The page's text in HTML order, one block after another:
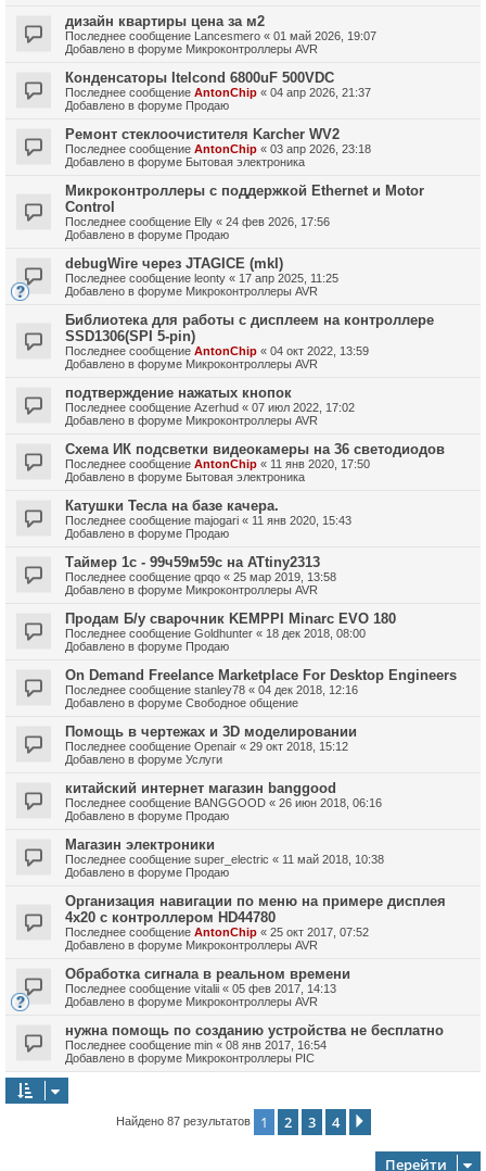
дизайн квартиры цена за м2
Последнее сообщение Lancesmero « 01 май 2026, 19:07
Добавлено в форуме Микроконтроллеры AVR
Конденсаторы Itelcond 6800uF 500VDC
Последнее сообщение AntonChip « 04 апр 2026, 21:37
Добавлено в форуме Продаю
Ремонт стеклоочистителя Karcher WV2
Последнее сообщение AntonChip « 03 апр 2026, 23:18
Добавлено в форуме Бытовая электроника
Микроконтроллеры с поддержкой Ethernet и Motor
Control
Последнее сообщение Elly « 24 фев 2026, 17:56
Добавлено в форуме Продаю
debugWire через JTAGICE (mkI)
Последнее сообщение leonty « 17 апр 2025, 11:25
Добавлено в форуме Микроконтроллеры AVR
Библиотека для работы с дисплеем на контроллере
SSD1306(SPI 5-pin)
Последнее сообщение AntonChip « 04 окт 2022, 13:59
Добавлено в форуме Микроконтроллеры AVR
подтверждение нажатых кнопок
Последнее сообщение Azerhud « 07 июл 2022, 17:02
Добавлено в форуме Микроконтроллеры AVR
Схема ИК подсветки видеокамеры на 36 светодиодов
Последнее сообщение AntonChip « 11 янв 2020, 17:50
Добавлено в форуме Бытовая электроника
Катушки Тесла на базе качера.
Последнее сообщение majogari « 11 янв 2020, 15:43
Добавлено в форуме Продаю
Таймер 1с - 99ч59м59с на ATtiny2313
Последнее сообщение qpqo « 25 мар 2019, 13:58
Добавлено в форуме Микроконтроллеры AVR
Продам Б/у сварочник KEMPPI Minarc EVO 180
Последнее сообщение Goldhunter « 18 дек 2018, 08:00
Добавлено в форуме Продаю
On Demand Freelance Marketplace For Desktop Engineers
Последнее сообщение stanley78 « 04 дек 2018, 12:16
Добавлено в форуме Свободное общение
Помощь в чертежах и 3D моделировании
Последнее сообщение Openair « 29 окт 2018, 15:12
Добавлено в форуме Услуги
китайский интернет магазин banggood
Последнее сообщение BANGGOOD « 26 июн 2018, 06:16
Добавлено в форуме Продаю
Магазин электроники
Последнее сообщение super_electric « 11 май 2018, 10:38
Добавлено в форуме Продаю
Организация навигации по меню на примере дисплея
4х20 с контроллером HD44780
Последнее сообщение AntonChip « 25 окт 2017, 07:52
Добавлено в форуме Микроконтроллеры AVR
Обработка сигнала в реальном времени
Последнее сообщение vitalii « 05 фев 2017, 14:13
Добавлено в форуме Микроконтроллеры AVR
нужна помощь по созданию устройства не бесплатно
Последнее сообщение min « 08 янв 2017, 16:54
Добавлено в форуме Микроконтроллеры PIC
Найдено 87 результатов 1 2 3 4
Перейти